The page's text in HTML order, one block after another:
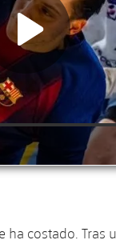
ha costado.